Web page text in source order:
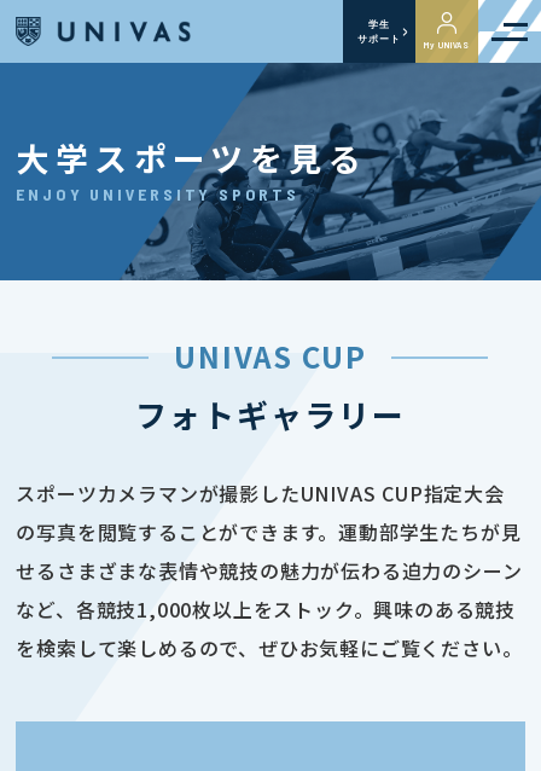
学生
サポート
My UNIVAS
大学スポーツを見る
ENJOY UNIVERSITY SPORTS
UNIVAS CUP
フォトギャラリー
スポーツカメラマンが撮影したUNIVAS CUP指定大会
の写真を閲覧することができます。運動部学生たちが見
せるさまざまな表情や競技の魅力が伝わる迫力のシーン
など、各競技1,000枚以上をストック。興味のある競技
を検索して楽しめるので、ぜひお気軽にご覧ください。